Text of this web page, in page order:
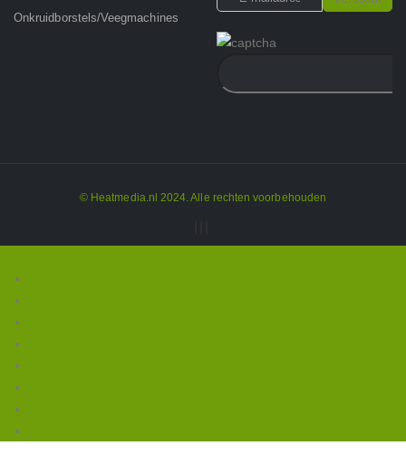
Onkruidborstels/Veegmachines
© Heatmedia.nl 2024. Alle rechten voorbehouden